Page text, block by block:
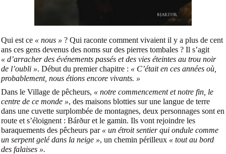
Qui est ce « nous » ? Qui raconte comment vivaient il y a plus de cent
ans ces gens devenus des noms sur des pierres tombales ? Il s’agit
« d’arracher des événements passés et des vies éteintes au trou noir
de l’oubli ». Début du premier chapitre : « C’était en ces années où,
probablement, nous étions encore vivants. »
Dans le Village de pêcheurs, « notre commencement et notre fin, le
centre de ce monde », des maisons blotties sur une langue de terre
dans une cuvette surplombée de montagnes, deux personnages sont en
route et s’éloignent : Bárður et le gamin. Ils vont rejoindre les
baraquements des pêcheurs par « un étroit sentier qui ondule comme
un serpent gelé dans la neige », un chemin périlleux « tout au bord
des falaises ».